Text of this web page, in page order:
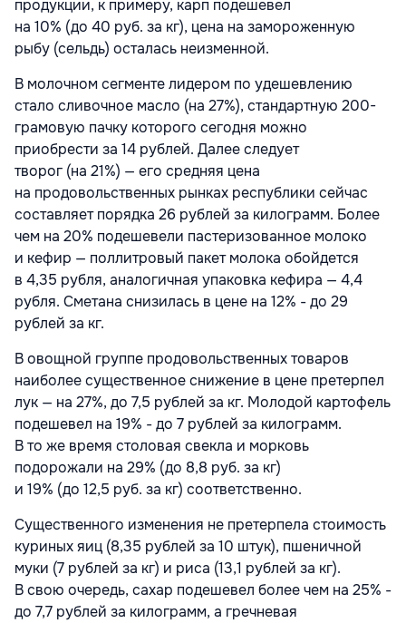
продукции, к примеру, карп подешевел
на 10% (до 40 руб. за кг), цена на замороженную
рыбу (сельдь) осталась неизменной.
В молочном сегменте лидером по удешевлению
стало сливочное масло (на 27%), стандартную 200-
грамовую пачку которого сегодня можно
приобрести за 14 рублей. Далее следует
творог (на 21%) — его средняя цена
на продовольственных рынках республики сейчас
составляет порядка 26 рублей за килограмм. Более
чем на 20% подешевели пастеризованное молоко
и кефир — поллитровый пакет молока обойдется
в 4,35 рубля, аналогичная упаковка кефира — 4,4
рубля. Сметана снизилась в цене на 12% - до 29
рублей за кг.
В овощной группе продовольственных товаров
наиболее существенное снижение в цене претерпел
лук — на 27%, до 7,5 рублей за кг. Молодой картофель
подешевел на 19% - до 7 рублей за килограмм.
В то же время столовая свекла и морковь
подорожали на 29% (до 8,8 руб. за кг)
и 19% (до 12,5 руб. за кг) соответственно.
Существенного изменения не претерпела стоимость
куриных яиц (8,35 рублей за 10 штук), пшеничной
муки (7 рублей за кг) и риса (13,1 рублей за кг).
В свою очередь, сахар подешевел более чем на 25% -
до 7,7 рублей за килограмм, а гречневая